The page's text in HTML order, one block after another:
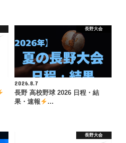
長野大会
2026.8.7
長野 高校野球 2026 日程・結
果・速報
…
長野大会